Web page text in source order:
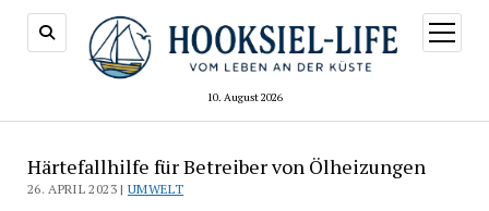
10. August 2026
Menü
öffnen
Härtefallhilfe für Betreiber von Ölheizungen
26. APRIL 2023 |UMWELT